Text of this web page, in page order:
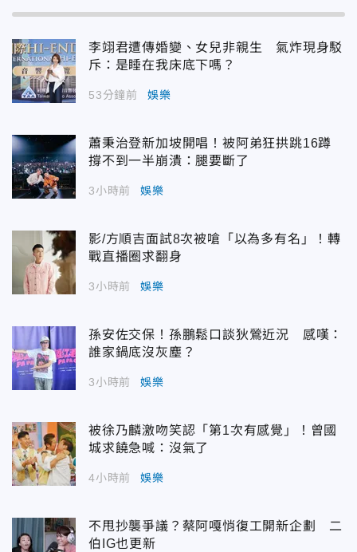
李翊君遭傳婚變、女兒非親生 氣炸現身駁
斥：是睡在我床底下嗎？
53分鐘前 娛樂
蕭秉治登新加坡開唱！被阿弟狂拱跳16蹲
撐不到一半崩潰：腿要斷了
3小時前 娛樂
影/方順吉面試8次被嗆「以為多有名」！轉
戰直播圈求翻身
3小時前 娛樂
孫安佐交保！孫鵬鬆口談狄鶯近況 感嘆：
誰家鍋底沒灰塵？
3小時前 娛樂
被徐乃麟激吻笑認「第1次有感覺」！曾國
城求饒急喊：沒氣了
4小時前 娛樂
不甩抄襲爭議？蔡阿嘎悄復工開新企劃 二
伯IG也更新